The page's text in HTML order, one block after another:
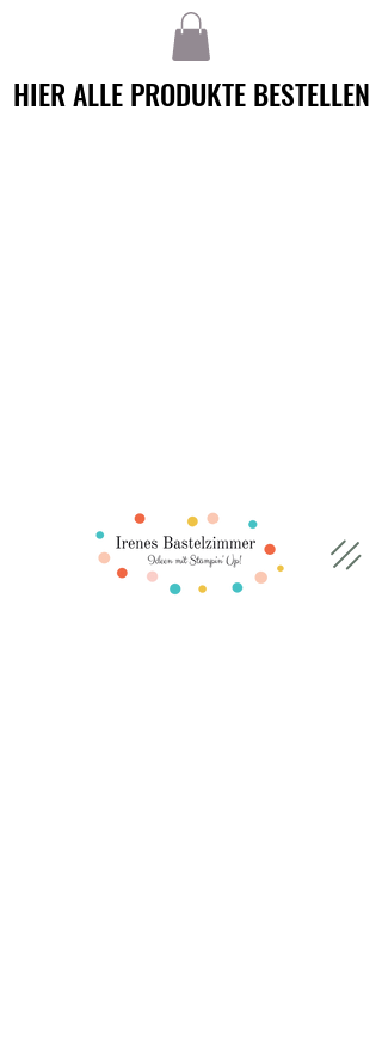
HIER ALLE PRODUKTE BESTELLEN
HIER ALLE PRODUKTE BESTELLEN